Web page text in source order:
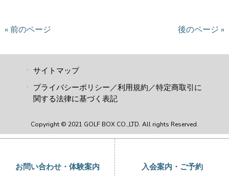
« 前のページ 後のページ »
サイトマップ
プライバシーポリシー／利用規約／特定商取引に
関する法律に基づく表記
Copyright © 2021 GOLF BOX CO.,LTD. All rights Reserved.
お問い合わせ・体験案内 入会案内・ご予約